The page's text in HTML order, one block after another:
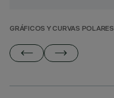
GRÁFICOS Y CURVAS POLARES